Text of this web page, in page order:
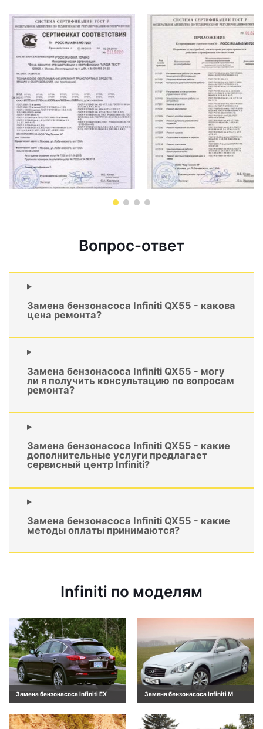
Вопрос-ответ
Замена бензонасоса Infiniti QX55 - какова
цена ремонта?
Замена бензонасоса Infiniti QX55 - могу
ли я получить консультацию по вопросам
ремонта?
Замена бензонасоса Infiniti QX55 - какие
дополнительные услуги предлагает
сервисный центр Infiniti?
Замена бензонасоса Infiniti QX55 - какие
методы оплаты принимаются?
Infiniti по моделям
Замена бензонасоса Infiniti EX Замена бензонасоса Infiniti M